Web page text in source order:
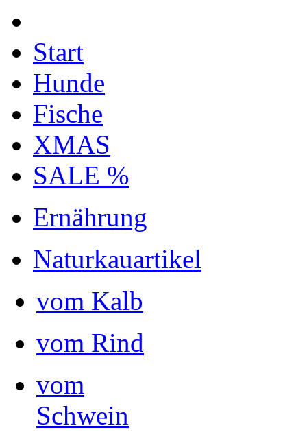
Start
Hunde
Fische
XMAS
SALE %
Ernährung
Naturkauartikel
vom Kalb
vom Rind
vom
Schwein